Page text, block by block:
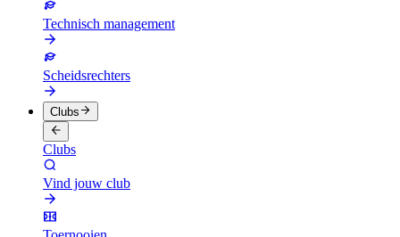
Technisch management
Scheidsrechters
Clubs
Clubs
Vind jouw club